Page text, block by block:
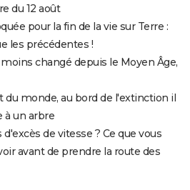
du 12 août
pour la fin de la vie sur Terre :
les précédentes !
changé depuis le Moyen Âge,
du monde, au bord de l'extinction il
à un arbre
de vitesse ? Ce que vous
avant de prendre la route des